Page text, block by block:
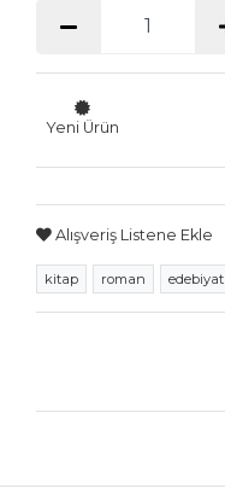
Yeni Ürün
Alışveriş Listene Ekle
kitap roman edebiyat